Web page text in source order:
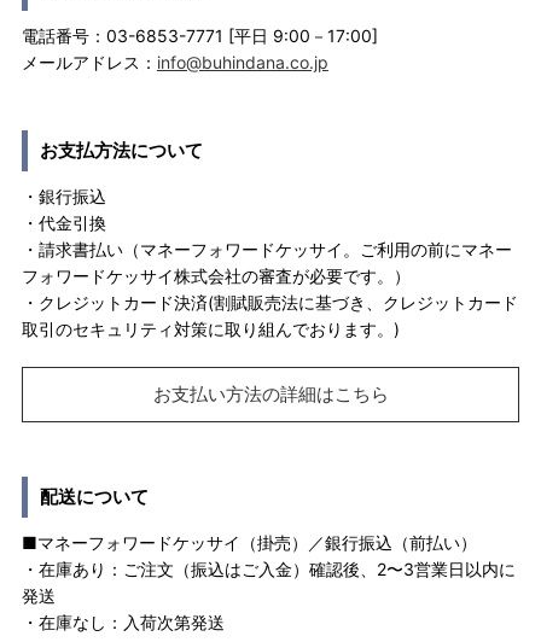
電話番号：03-6853-7771 [平日 9:00－17:00]
メールアドレス： info@buhindana.co.jp
お支払方法について
・銀行振込
・代金引換
・請求書払い（マネーフォワードケッサイ。ご利用の前にマネー
フォワードケッサイ株式会社の審査が必要です。）
・クレジットカード決済(割賦販売法に基づき、クレジットカード
取引のセキュリティ対策に取り組んでおります。)
お支払い方法の詳細はこちら
配送について
■マネーフォワードケッサイ（掛売）／銀行振込（前払い）
・在庫あり：ご注文（振込はご入金）確認後、2〜3営業日以内に
発送
・在庫なし：入荷次第発送